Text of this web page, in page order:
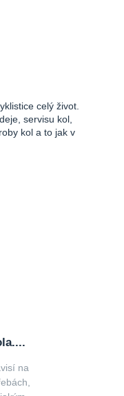
celý život.
servisu kol,
kol a to jak v
na